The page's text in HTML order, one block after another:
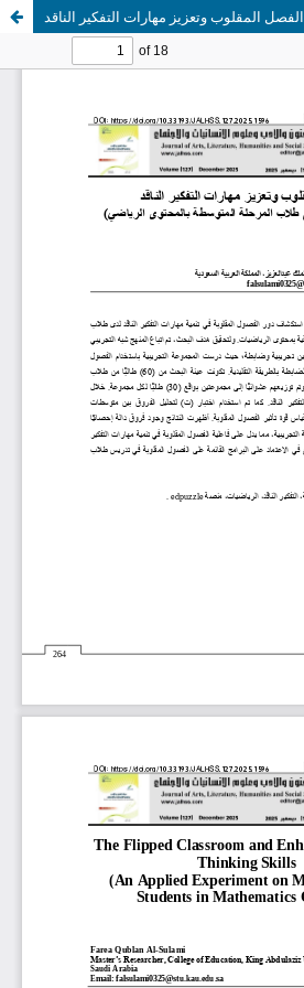
الفصل المقلوب وتعزيز مهارات التفكير الناقد